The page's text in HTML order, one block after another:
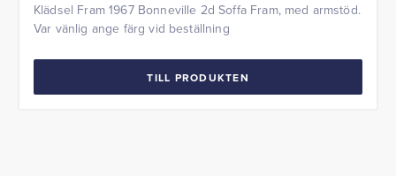
Klädsel Fram 1967 Bonneville 2d Soffa Fram, med armstöd.
Var vänlig ange färg vid beställning
TILL PRODUKTEN